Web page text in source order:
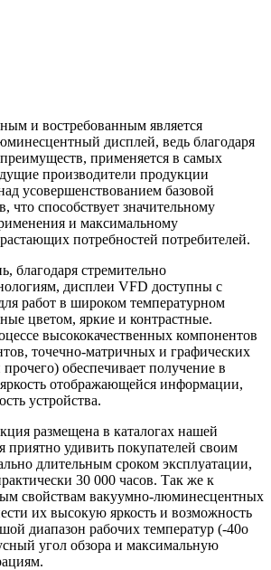
и востребованным является
дисплей, ведь благодаря
применяется в самых
производители продукции
усовершенствованием базовой
что способствует значительному
и максимальному
потребностей потребителей.
благодаря стремительно
дисплеи VFD доступны с
работ в широком температурном
цветом, яркие и контрастные.
высококачественных компонентов
точечно-матричных и графических
обеспечивает получение в
отображающейся информации,
устройства.
размещена в каталогах нашей
приятно удивить покупателей своим
длительным сроком эксплуатации,
30 000 часов. Так же к
свойствам вакуумно-люминесцентных
их высокую яркость и возможность
диапазон рабочих температур (-40о
угол обзора и максимальную